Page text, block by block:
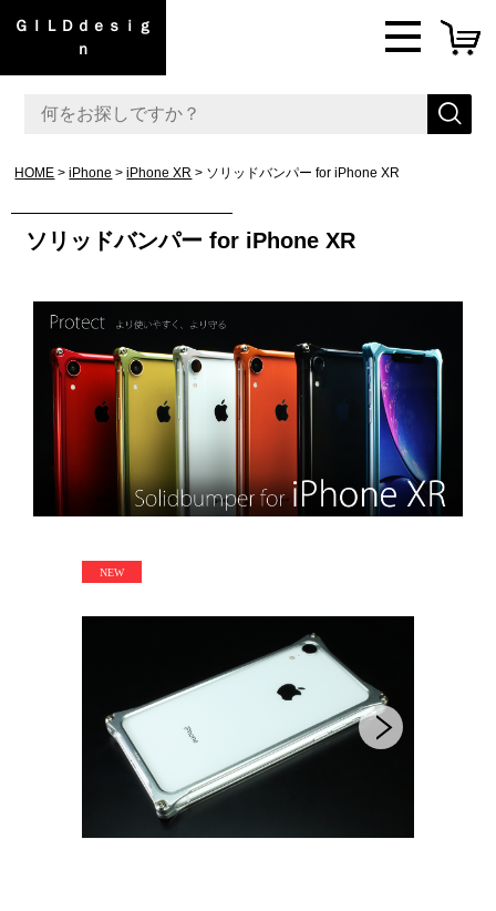
ＧＩＬＤｄｅｓｉｇ
ｎ
HOME iPhone iPhone XR ソリッドバンパー for iPhone XR
ソリッドバンパー for iPhone XR